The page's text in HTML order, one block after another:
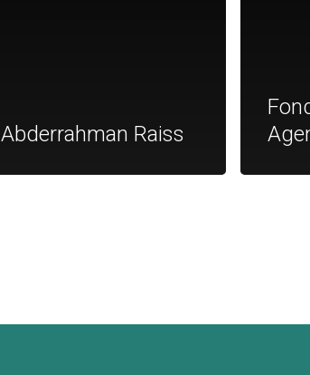
Abderrahman Raiss